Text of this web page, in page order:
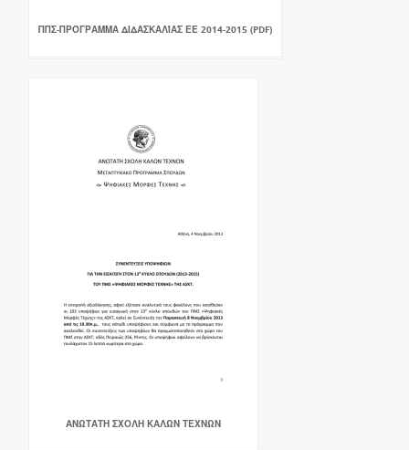
ΠΠΣ-ΠΡΌΓΡΑΜΜΑ ΔΙΔΑΣΚΑΛΊΑΣ ΕΕ 2014-2015 (PDF)
ΑΝΩΤΑΤΗ ΣΧΟΛΗ ΚΑΛΩΝ ΤΕΧΝΩΝ